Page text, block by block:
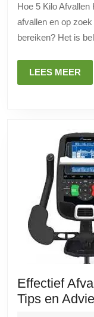
Tips
en
Advies
Hoe 5 Kilo Afvallen
afvallen en op
bereiken? Het is
LEES MEER
Effectief
Tips en